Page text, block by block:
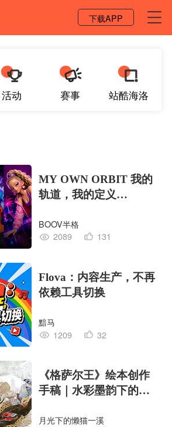
下载APP
活动 赛事 站酷海洛
MY OWN ORBIT 我的
轨道，我的定义
对
BOOV半格
2089
131
Flova：内容生产，不再
依赖工具切换
黯马
1209
32
《格萨尔王》绘本创作
手稿｜水彩墨韵下的史
月光下的懒猫一溪